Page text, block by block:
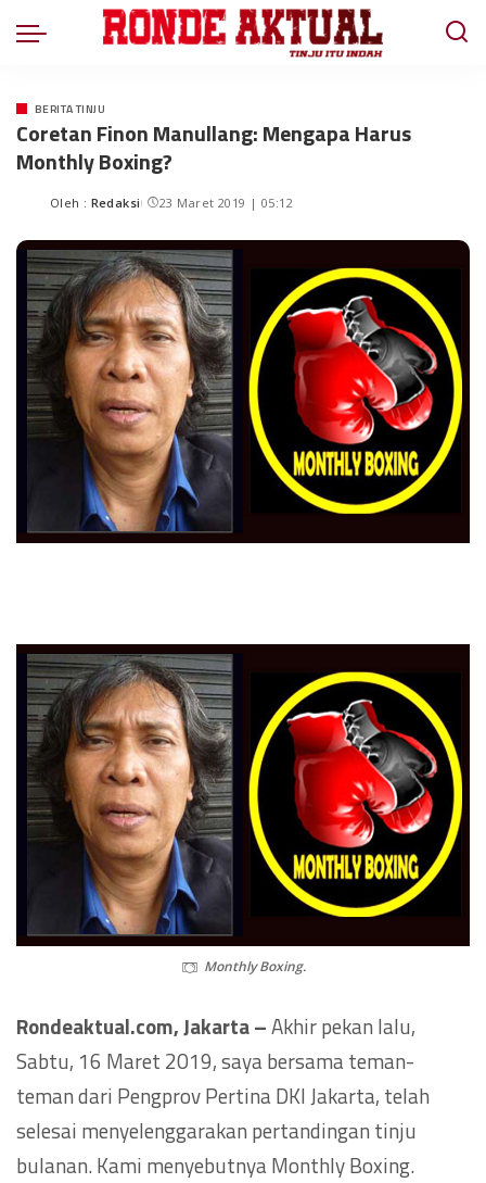
BERITA TINJU
Coretan Finon Manullang: Mengapa Harus
Monthly Boxing?
Oleh : Redaksi 23 Maret 2019 | 05:12
Monthly Boxing.
Rondeaktual.com, Jakarta –Akhir pekan lalu,
Sabtu, 16 Maret 2019, saya bersama teman-
teman dari Pengprov Pertina DKI Jakarta, telah
selesai menyelenggarakan pertandingan tinju
bulanan. Kami menyebutnya Monthly Boxing.